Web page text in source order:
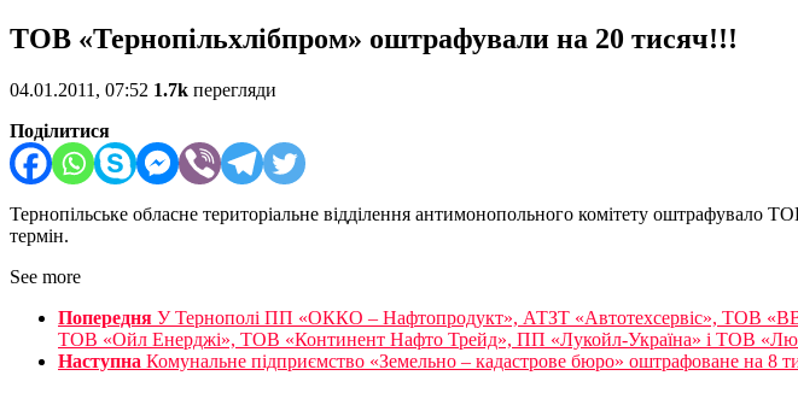
ТОВ «Тернопільхлібпром» оштрафували на 20 тисяч!!!
04.01.2011, 07:52 1.7k перегляди
Поділитися
Тернопільське обласне територіальне відділення антимонопольного комітету оштрафувало
термін.
See more
Попередня У Тернополі ПП «ОККО – Нафтопродукт», АТЗТ «Автотехсервіс», ТОВ
ТОВ «Ойл Енерджі», ТОВ «Континент Нафто Трейд», ПП «Лукойл-Україна» і ТОВ
Наступна Комунальне підприємство «Земельно – кадастрове бюро» оштрафоване на 8